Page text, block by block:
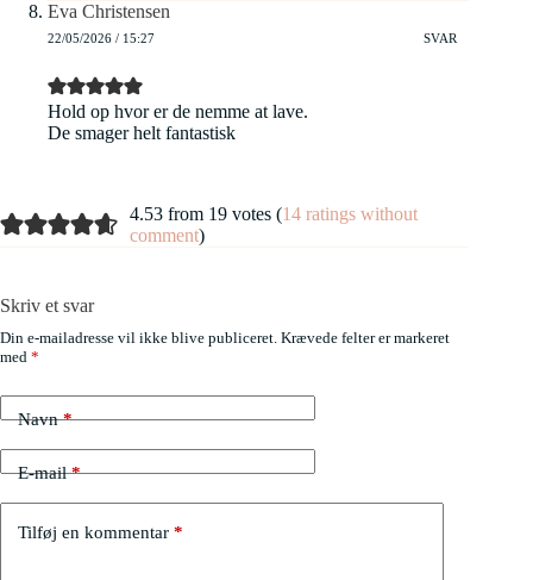
Eva Christensen
22/05/2026 / 15:27 SVAR
Hold op hvor er de nemme at lave.
De smager helt fantastisk
4.53 from 19 votes (14 ratings without
comment)
Skriv et svar
Din e-mailadresse vil ikke blive publiceret. Krævede felter er markeret
med *
Navn*
E-mail*
Tilføj en kommentar *